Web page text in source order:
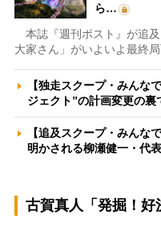
ら…
本誌『週刊ポスト』が追
大家さん」がいよいよ最終
【独走スクープ・みんな
ジェクト”の計画変更の
【追及スクープ・みんな
明かされる柳瀬健一・代
古賀真人「発掘！好